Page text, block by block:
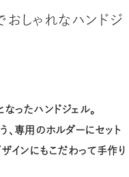
おしゃれなハンドジ
ったハンドジェル。
、専用のホルダーにセット
インにもこだわって手作り